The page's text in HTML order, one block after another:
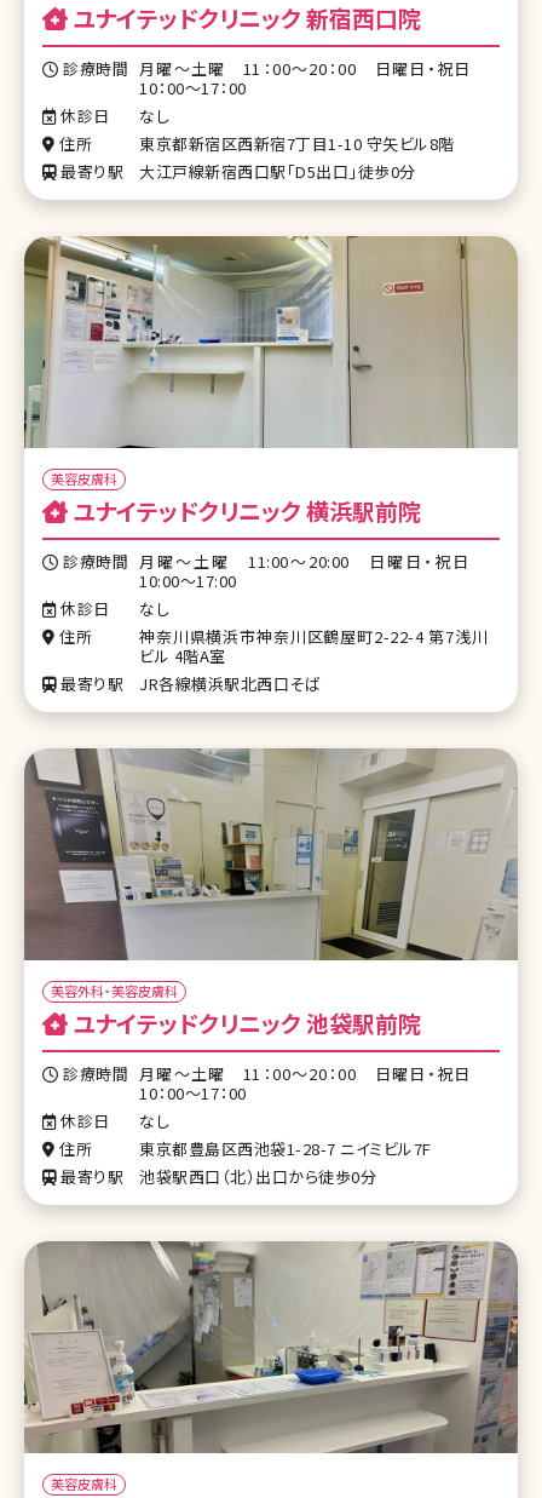
ユナイテッドクリニック 新宿西口院
診療時間 月曜～土曜 11：00～20：00 日曜日・祝日
10：00～17：00
休診日
なし
住所
東京都新宿区西新宿7丁目1-10 守矢ビル8階
最寄り駅
大江戸線新宿西口駅「D5出口」徒歩0分
美容皮膚科
ユナイテッドクリニック 横浜駅前院
診療時間 月曜～土曜 11:00～20:00 日曜日・祝日
10:00～17:00
休診日
なし
住所
神奈川県横浜市神奈川区鶴屋町2-22-4 第7浅川
ビル 4階A室
最寄り駅
JR各線横浜駅北西口そば
美容外科・美容皮膚科
ユナイテッドクリニック 池袋駅前院
診療時間 月曜～土曜 11：00～20：00 日曜日・祝日
10：00～17：00
休診日
なし
住所
東京都豊島区西池袋1-28-7 ニイミビル7F
最寄り駅
池袋駅西口（北）出口から徒歩0分
美容皮膚科